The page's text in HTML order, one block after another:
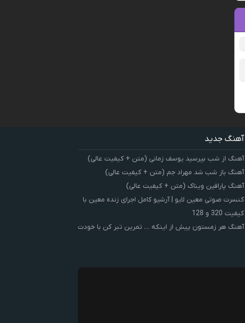
آهنگ جدید
آهنگ از شب بپرسید یوسف زمانی (متن + کیفیت عالی)
آهنگ باز شب شد مهراد جم (متن + کیفیت عالی)
آهنگ پارافین ویناک (متن + کیفیت عالی)
کنسرت صوتی معین لایو | آرشیو کامل اجرای زنده معین با
کیفیت 320 و 128
آهنگ هر زمستون پیش از اینکه … تمرین تبر کن با خودت